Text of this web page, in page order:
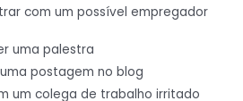
com um possível empregador
uma palestra
postagem no blog
um colega de trabalho irritado